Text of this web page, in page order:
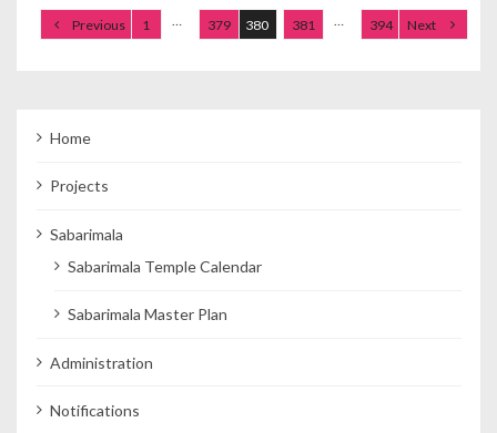
Previous 1 379 380 381 394 Next
Home
Projects
Sabarimala
Sabarimala Temple Calendar
Sabarimala Master Plan
Administration
Notifications